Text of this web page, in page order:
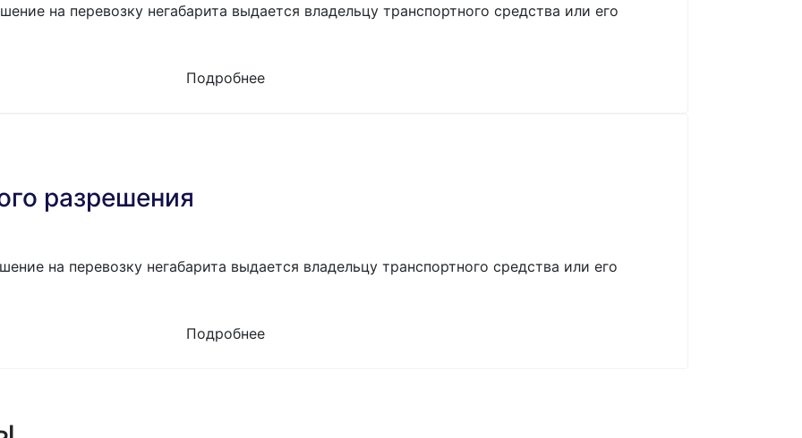
на перевозку негабарита выдается владельцу транспортного средства или его
Подробнее
разрешения
на перевозку негабарита выдается владельцу транспортного средства или его
Подробнее